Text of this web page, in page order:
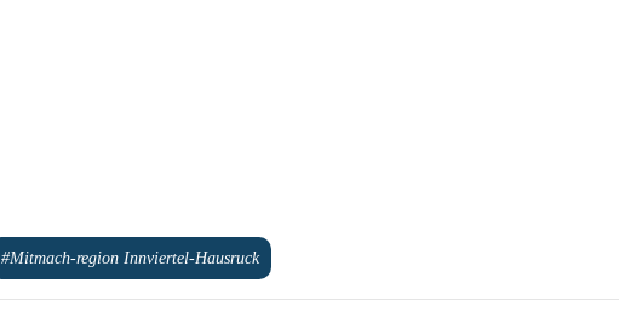
#Mitmach-region Innviertel-Hausruck